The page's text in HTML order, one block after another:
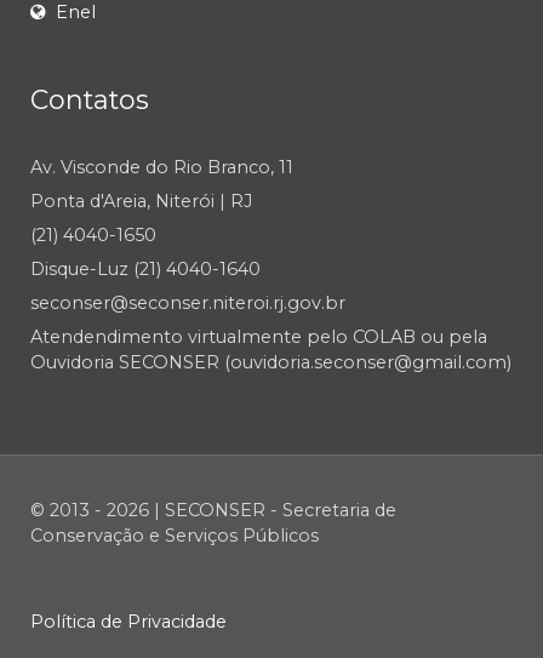
Enel
Contatos
Av. Visconde do Rio Branco, 11
Ponta d'Areia, Niterói | RJ
(21) 4040-1650
Disque-Luz (21) 4040-1640
seconser@seconser.niteroi.rj.gov.br
Atendendimento virtualmente pelo COLAB ou pela
Ouvidoria SECONSER (ouvidoria.seconser@gmail.com)
© 2013 - 2026 | SECONSER - Secretaria de
Conservação e Serviços Públicos
Política de Privacidade